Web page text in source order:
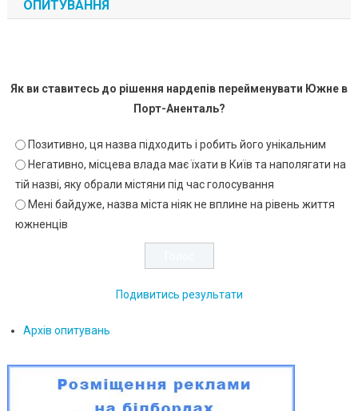
ОПИТУВАННЯ
Як ви ставитесь до рішення нардепів перейменувати Южне в
Порт-Аненталь?
Позитивно, ця назва підходить і робить його унікальним
Негативно, місцева влада має їхати в Київ та наполягати на
тій назві, яку обрали містяни під час голосування
Мені байдуже, назва міста ніяк не вплине на рівень життя
южненців
Подивитись результати
Архів опитувань